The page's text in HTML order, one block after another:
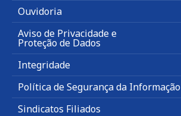
Ouvidoria
Aviso de Privacidade e
Proteção de Dados
Integridade
Política de Segurança da Informação
Sindicatos Filiados